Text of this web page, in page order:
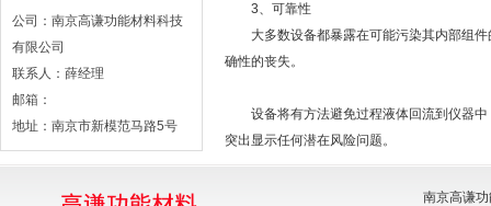
公司：南京高谦功能材料科技
有限公司
联系人：薛经理
邮箱：
地址：南京市新模范马路5号
3、可靠性
大多数设备都暴露在可能污染其内部组件
确性的丧失。
设备将有方法避免过程液体回流到仪器中
突出显示任何潜在风险问题。
南京高谦